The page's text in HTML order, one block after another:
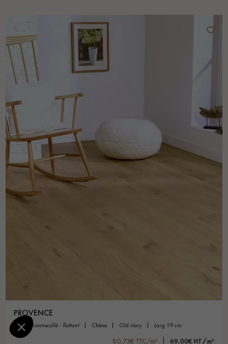
PROVENCE
parquet contrecollé - flottant chêne old story larg 19 cm
80,73€ TTC/m² 69,00€ HT/m²